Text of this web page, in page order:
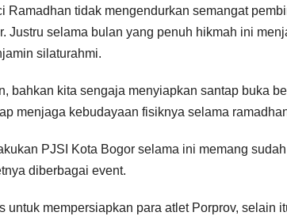
Ramadhan tidak mengendurkan semangat
Justru selama bulan yang penuh hikmah ini
silaturahmi.
bahkan kita sengaja menyiapkan santap buka
menjaga kebudayaan fisiknya selama
PJSI Kota Bogor selama ini memang
diberbagai event.
untuk mempersiapkan para atlet Porprov, selain